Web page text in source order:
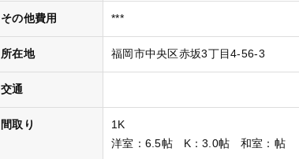
その他費用 ***
所在地 福岡市中央区赤坂3丁目4-56-3
交通
間取り
1K
洋室 ：6.5帖 K：3.0帖 和室 ：帖